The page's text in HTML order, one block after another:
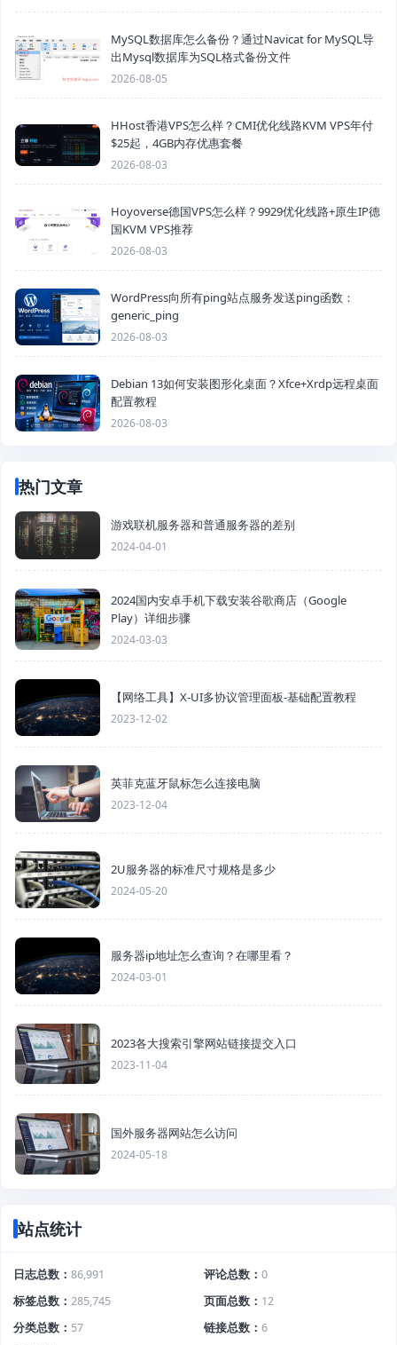
MySQL数据库怎么备份？通过Navicat for MySQL导
出Mysql数据库为SQL格式备份文件
2026-08-05
HHost香港VPS怎么样？CMI优化线路KVM VPS年付
$25起，4GB内存优惠套餐
2026-08-03
Hoyoverse德国VPS怎么样？9929优化线路+原生IP德
国KVM VPS推荐
2026-08-03
WordPress向所有ping站点服务发送ping函数：
generic_ping
2026-08-03
Debian 13如何安装图形化桌面？Xfce+Xrdp远程桌面
配置教程
2026-08-03
热门文章
游戏联机服务器和普通服务器的差别
2024-04-01
2024国内安卓手机下载安装谷歌商店（Google
Play）详细步骤
2024-03-03
【网络工具】X-UI多协议管理面板-基础配置教程
2023-12-02
英菲克蓝牙鼠标怎么连接电脑
2023-12-04
2U服务器的标准尺寸规格是多少
2024-05-20
服务器ip地址怎么查询？在哪里看？
2024-03-01
2023各大搜索引擎网站链接提交入口
2023-11-04
国外服务器网站怎么访问
2024-05-18
站点统计
日志总数 86,991 评论总数
0
标签总数
285,745 页面总数
12
分类总数
57 链接总数
6